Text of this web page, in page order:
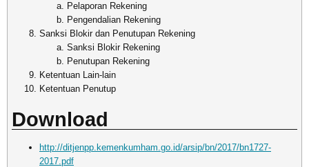
Pelaporan Rekening
Pengendalian Rekening
Sanksi Blokir dan Penutupan Rekening
Sanksi Blokir Rekening
Penutupan Rekening
Ketentuan Lain-lain
Ketentuan Penutup
Download
http://ditjenpp.kemenkumham.go.id/arsip/bn/2017/bn1727-
2017.pdf